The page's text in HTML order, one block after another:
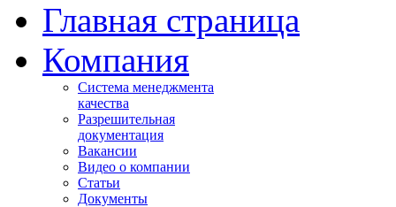
Главная страница
Компания
Система менеджмента
качества
Разрешительная
документация
Вакансии
Видео о компании
Статьи
Документы